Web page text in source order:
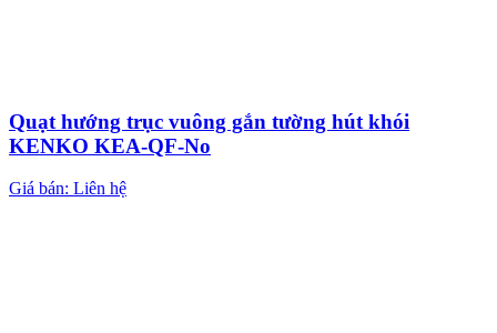
Quạt hướng trục vuông gắn tường hút khói
KENKO KEA-QF-No
Giá bán: Liên hệ